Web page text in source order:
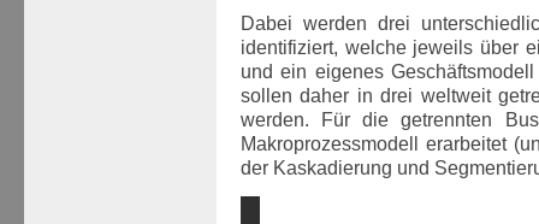
Dabei werden drei
identifiziert, welche jeweils über
und ein eigenes
sollen daher in drei weltweit
werden. Für die getrennten
Makroprozessmodell erarbeitet
der Kaskadierung und